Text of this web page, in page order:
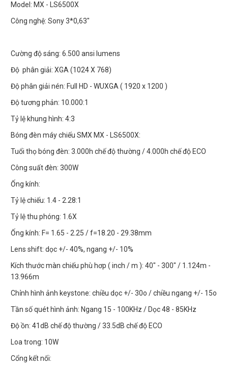
Model: MX - LS6500X
Công nghệ: Sony 3*0,63"
Cường độ sáng: 6.500 ansi lumens
Độ phân giải: XGA (1024 X 768)
Độ phân giải nén: Full HD - WUXGA ( 1920 x 1200 )
Độ tương phản: 10.000:1
Tỷ lệ khung hình: 4:3
Bóng đèn máy chiếu SMX MX - LS6500X:
Tuổi thọ bóng đèn: 3.000h chế độ thường / 4.000h chế độ ECO
Công suất đèn: 300W
Ống kính:
Tỷ lệ chiếu: 1.4 - 2.28:1
Tỷ lệ thu phóng: 1.6X
Ống kính: F= 1.65 - 2.25 / f=18.20 - 29.38mm
Lens shift: dọc +/- 40%, ngang +/- 10%
Kích thước màn chiếu phù hơp ( inch / m ): 40" - 300" / 1.124m -
13.966m
Chỉnh hình ảnh keystone: chiều dọc +/- 30o / chiều ngang +/- 15o
Tần số quét hình ảnh: Ngang 15 - 100KHz / Dọc 48 - 85KHz
Độ ồn: 41dB chế độ thường / 33.5dB chế độ ECO
Loa trong: 10W
Cổng kết nối: